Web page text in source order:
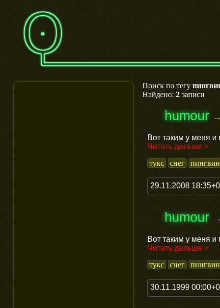
Поиск по тегу
Найдено: 2 записи
humour
Вот таким у меня и
Читать дальше >
тукс
снег пингвин
29.11.2008
humour
Вот таким у меня и
Читать дальше >
тукс
снег пингвин
30.11.1999